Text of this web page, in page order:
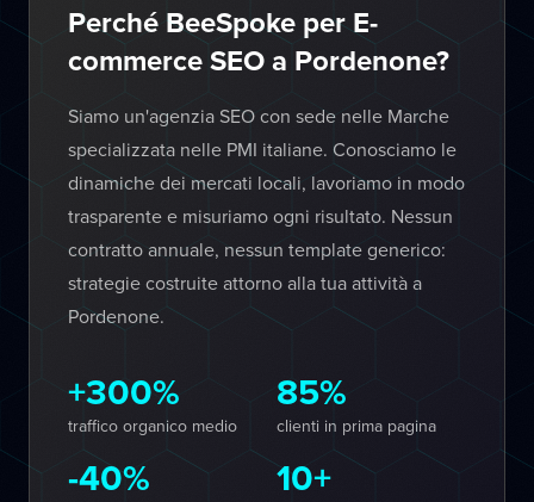
Perché BeeSpoke per E-
commerce SEO a Pordenone?
Siamo un'agenzia SEO con sede nelle Marche
specializzata nelle PMI italiane. Conosciamo le
dinamiche dei mercati locali, lavoriamo in modo
trasparente e misuriamo ogni risultato. Nessun
contratto annuale, nessun template generico:
strategie costruite attorno alla tua attività a
Pordenone.
+300%
traffico organico medio
85%
clienti in prima pagina
-40% 10+